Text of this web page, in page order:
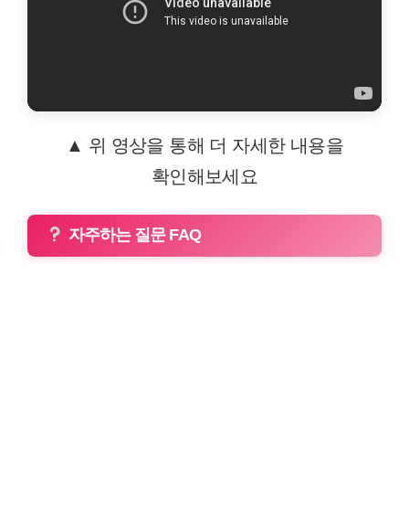
▲ 위 영상을 통해 더 자세한 내용을
확인해보세요
자주하는 질문 FAQ